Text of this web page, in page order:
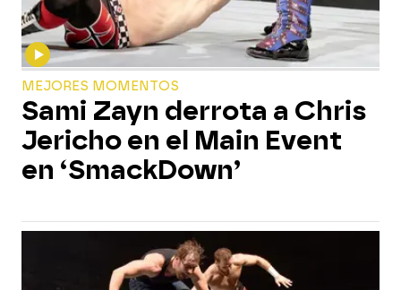
MEJORES MOMENTOS
Sami Zayn derrota a Chris
Jericho en el Main Event
en ‘SmackDown’